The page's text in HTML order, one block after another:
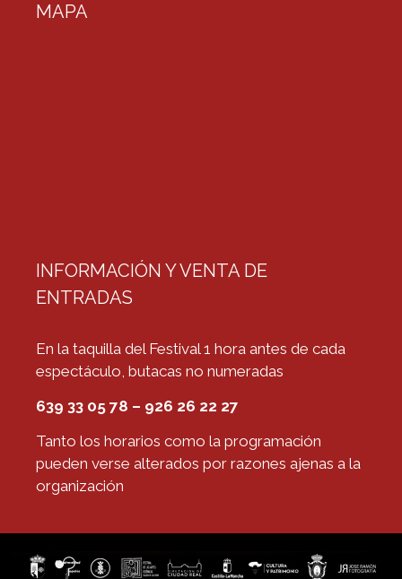
MAPA
INFORMACIÓN Y VENTA DE
ENTRADAS
En la taquilla del Festival 1 hora antes de cada
espectáculo, butacas no numeradas
639 33 05 78 – 926 26 22 27
Tanto los horarios como la programación
pueden verse alterados por razones ajenas a la
organización